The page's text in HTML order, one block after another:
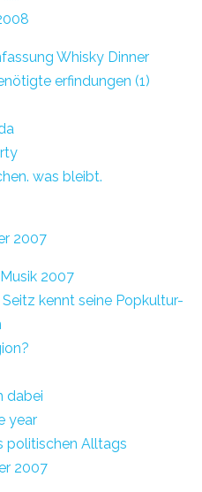
Whisky Dinner
erfindungen (1)
was bleibt.
2007
2007
kennt seine Popkultur-
dabei
year
politischen Alltags
2007